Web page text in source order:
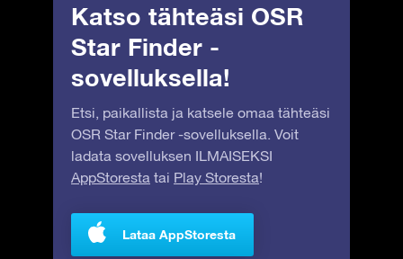
Katso tähteäsi OSR
Star Finder -
sovelluksella!
Etsi, paikallista ja katsele omaa tähteäsi
OSR Star Finder -sovelluksella. Voit
ladata sovelluksen ILMAISEKSI
AppStoresta tai Play Storesta!
Lataa AppStoresta